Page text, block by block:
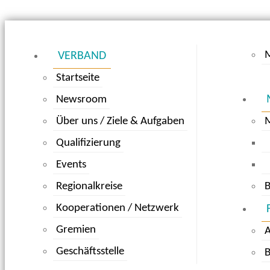
VERBAND
Startseite
Newsroom
Über uns / Ziele & Aufgaben
Qualifizierung
Events
Regionalkreise
Kooperationen / Netzwerk
Gremien
Geschäftsstelle